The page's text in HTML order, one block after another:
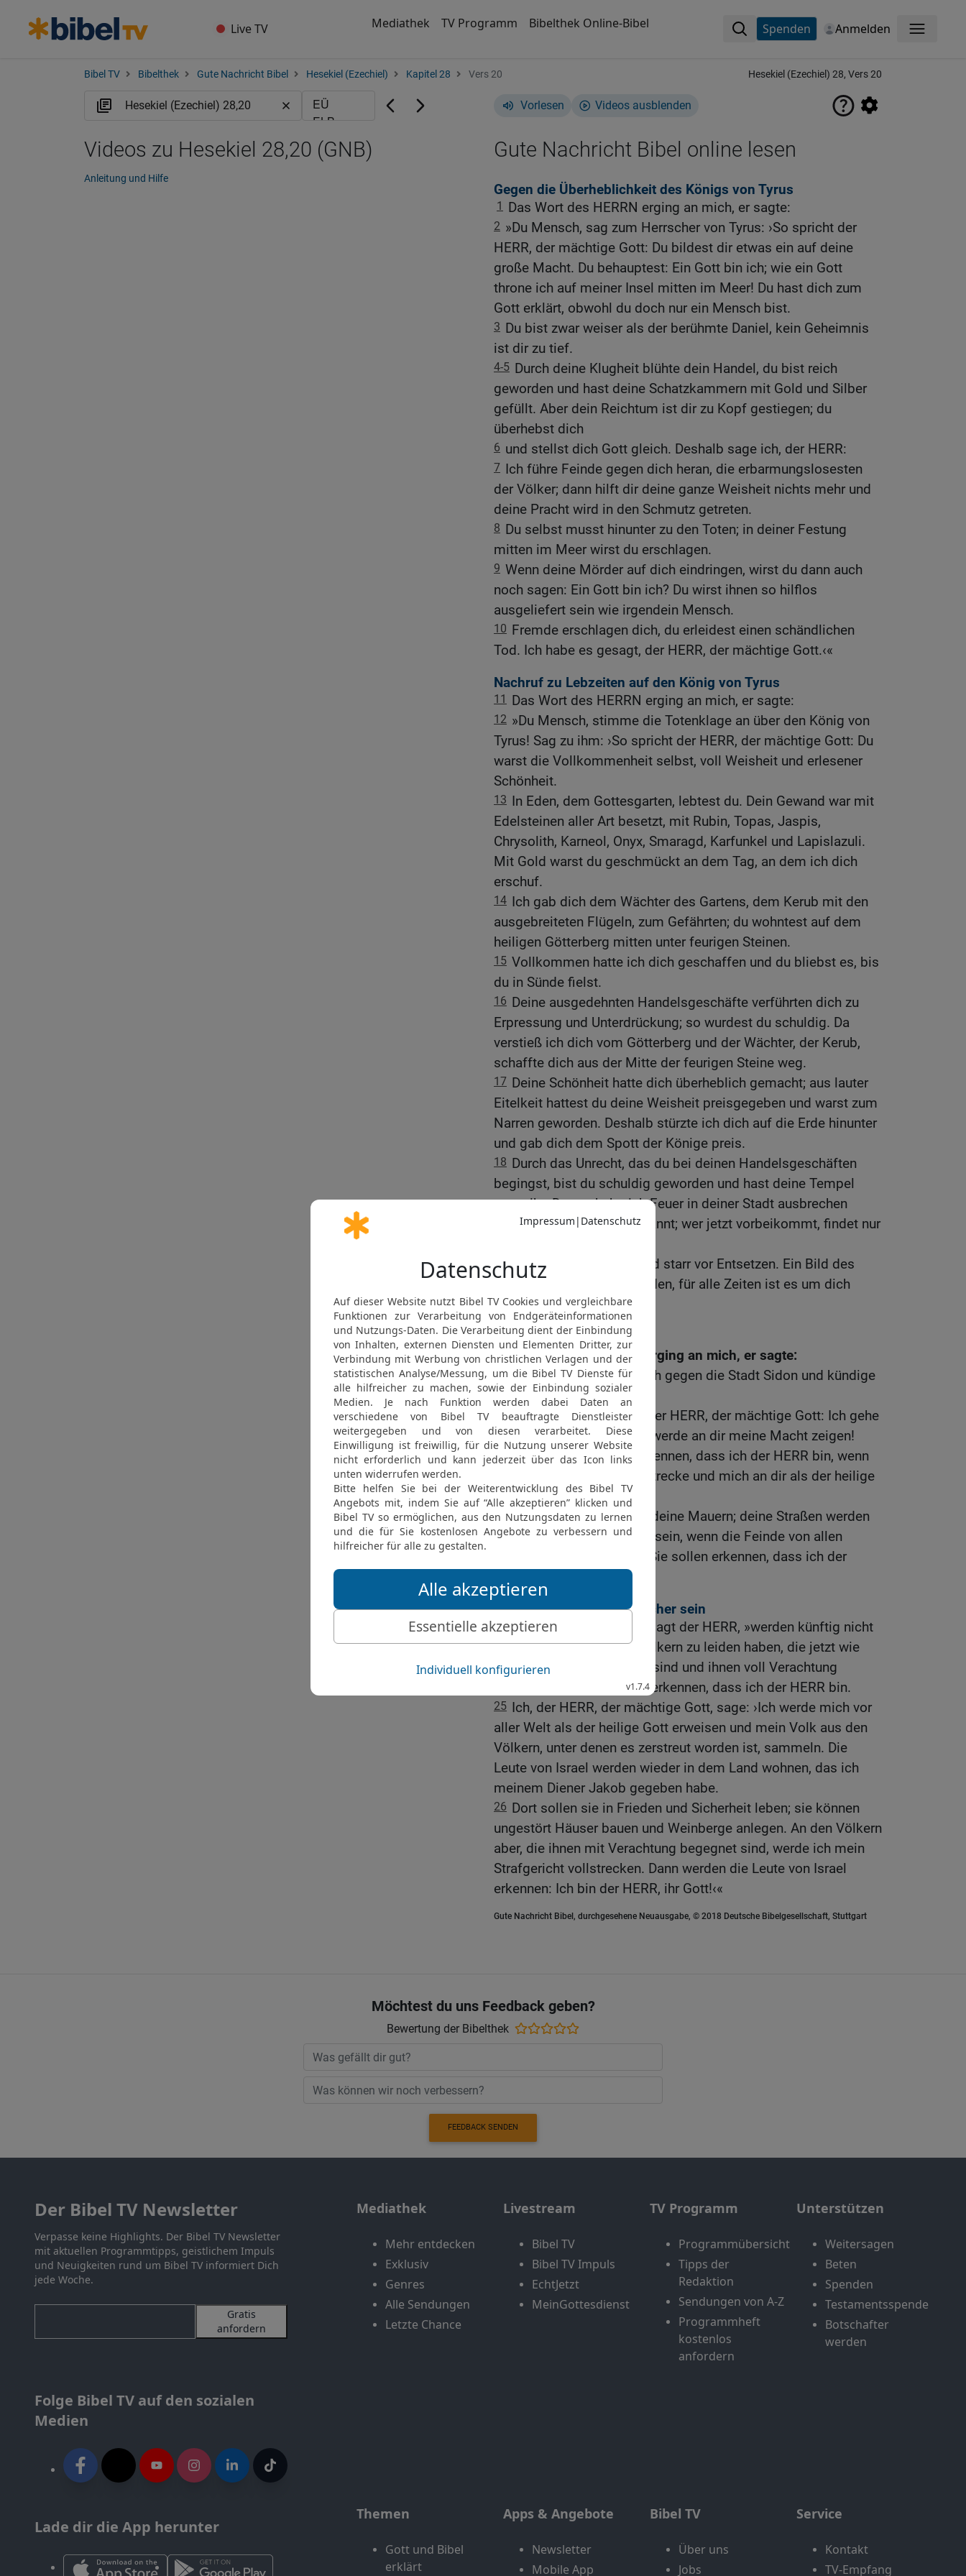
Live TV Mediathek TV Programm Bibelthek Online-Bibel Spenden Anmelden Menü
Bibel TV Bibelthek Gute Nachricht Bibel Hesekiel (Ezechiel) Kapitel 28 Vers 20 Hesekiel (Ezechiel) 28, Vers 20
Vorlesen Videos ausblenden
Gute Nachricht Bibel online lesen
Gegen die Überheblichkeit des Königs von Tyrus
1 Das Wort des HERRN erging an mich, er sagte:
2 »Du Mensch, sag zum Herrscher von Tyrus: ›So spricht der
HERR, der mächtige Gott: Du bildest dir etwas ein auf deine
große Macht. Du behauptest: Ein Gott bin ich; wie ein Gott
throne ich auf meiner Insel mitten im Meer! Du hast dich zum
Gott erklärt, obwohl du doch nur ein Mensch bist.
3 Du bist zwar weiser als der berühmte Daniel, kein Geheimnis
ist dir zu tief.
4-5 Durch deine Klugheit blühte dein Handel, du bist reich
geworden und hast deine Schatzkammern mit Gold und Silber
gefüllt. Aber dein Reichtum ist dir zu Kopf gestiegen; du
überhebst dich
6 und stellst dich Gott gleich. Deshalb sage ich, der HERR:
7 Ich führe Feinde gegen dich heran, die erbarmungslosesten
der Völker; dann hilft dir deine ganze Weisheit nichts mehr und
deine Pracht wird in den Schmutz getreten.
8 Du selbst musst hinunter zu den Toten; in deiner Festung
mitten im Meer wirst du erschlagen.
9 Wenn deine Mörder auf dich eindringen, wirst du dann auch
noch sagen: Ein Gott bin ich? Du wirst ihnen so hilflos
ausgeliefert sein wie irgendein Mensch.
10 Fremde erschlagen dich, du erleidest einen schändlichen
Tod. Ich habe es gesagt, der HERR, der mächtige Gott.‹«
Nachruf zu Lebzeiten auf den König von Tyrus
11 Das Wort des HERRN erging an mich, er sagte:
12 »Du Mensch, stimme die Totenklage an über den König von
Tyrus! Sag zu ihm: ›So spricht der HERR, der mächtige Gott: Du
warst die Vollkommenheit selbst, voll Weisheit und erlesener
Schönheit.
13 In Eden, dem Gottesgarten, lebtest du. Dein Gewand war mit
Edelsteinen aller Art besetzt, mit Rubin, Topas, Jaspis,
Chrysolith, Karneol, Onyx, Smaragd, Karfunkel und Lapislazuli.
Mit Gold warst du geschmückt an dem Tag, an dem ich dich
erschuf.
14 Ich gab dich dem Wächter des Gartens, dem Kerub mit den
ausgebreiteten Flügeln, zum Gefährten; du wohntest auf dem
heiligen Götterberg mitten unter feurigen Steinen.
15 Vollkommen hatte ich dich geschaffen und du bliebst es, bis
du in Sünde fielst.
16 Deine ausgedehnten Handelsgeschäfte verführten dich zu
Erpressung und Unterdrückung; so wurdest du schuldig. Da
verstieß ich dich vom Götterberg und der Wächter, der Kerub,
schaffte dich aus der Mitte der feurigen Steine weg.
17 Deine Schönheit hatte dich überheblich gemacht; aus lauter
Eitelkeit hattest du deine Weisheit preisgegeben und warst zum
Narren geworden. Deshalb stürzte ich dich auf die Erde hinunter
und gab dich dem Spott der Könige preis.
18 Durch das Unrecht, das du bei deinen Handelsgeschäften
begingst, bist du schuldig geworden und hast deine Tempel
entweiht. Darum habe ich Feuer in deiner Stadt ausbrechen
lassen und sie niedergebrannt; wer jetzt vorbeikommt, findet nur
19 Alle Völker ringsum sind starr vor Entsetzen. Ein Bild des
Schreckens bist du geworden, für alle Zeiten ist es um dich
geschehen.‹«
Gegen die Stadt Sidon
20 Das Wort des HERRN erging an mich, er sagte:
21 »Du Mensch, wende dich gegen die Stadt Sidon und kündige
ihr mein Strafgericht an!
22 Sag zu ihr: ›So spricht der HERR, der mächtige Gott: Ich gehe
gegen dich vor, Sidon, ich werde an dir meine Macht zeigen!
Deine Bewohner sollen erkennen, dass ich der HERR bin, wenn
ich mein Strafgericht vollstrecke und mich an dir als der heilige
Gott erweise.
23 Ich schicke die Pest in deine Mauern; deine Straßen werden
mit Erschlagenen bedeckt sein, wenn die Feinde von allen
Seiten in dich eindringen. Sie sollen erkennen, dass ich der
Israel wird vor Feinden sicher sein
24 »Die Leute von Israel«, sagt der HERR, »werden künftig nicht
mehr unter den Nachbarvölkern zu leiden haben, die jetzt wie
Dornen und Disteln für sie sind und ihnen voll Verachtung
begegnen. Mein Volk soll erkennen, dass ich der HERR bin.
25 Ich, der HERR, der mächtige Gott, sage: ›Ich werde mich vor
aller Welt als der heilige Gott erweisen und mein Volk aus den
Völkern, unter denen es zerstreut worden ist, sammeln. Die
Leute von Israel werden wieder in dem Land wohnen, das ich
meinem Diener Jakob gegeben habe.
26 Dort sollen sie in Frieden und Sicherheit leben; sie können
ungestört Häuser bauen und Weinberge anlegen. An den Völkern
aber, die ihnen mit Verachtung begegnet sind, werde ich mein
Strafgericht vollstrecken. Dann werden die Leute von Israel
erkennen: Ich bin der HERR, ihr Gott!‹«
Gute Nachricht Bibel, durchgesehene Neuausgabe, © 2018 Deutsche Bibelgesellschaft, Stuttgart
Videos zu Hesekiel 28,20 (GNB)
Anleitung und Hilfe
Möchtest du uns Feedback geben?
Bewertung der Bibelthek
FEEDBACK SENDEN
Der Bibel TV Newsletter
Verpasse keine Highlights. Der Bibel TV Newsletter
mit aktuellen Programmtipps, geistlichem Impuls
und Neuigkeiten rund um Bibel TV informiert Dich
jede Woche.
Gratis
anfordern
Folge Bibel TV auf den sozialen
Medien
Lade dir die App herunter
Mediathek
Mehr entdecken
Exklusiv
Genres
Alle Sendungen
Letzte Chance
Livestream
Bibel TV
Bibel TV Impuls
EchtJetzt
MeinGottesdienst
TV Programm
Programmübersicht
Tipps der
Redaktion
Sendungen von A-Z
Programmheft
kostenlos
anfordern
Unterstützen
Weitersagen
Beten
Spenden
Testamentsspende
Botschafter
werden
Themen
Gott und Bibel
erklärt
Apps & Angebote
Newsletter
Mobile App
Bibel TV
Über uns
Jobs
Service
Kontakt
TV-Empfang